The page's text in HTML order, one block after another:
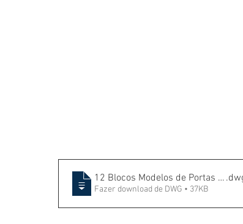
12 Blocos Modelos de Portas para
Fazer download de DWG • 37KB